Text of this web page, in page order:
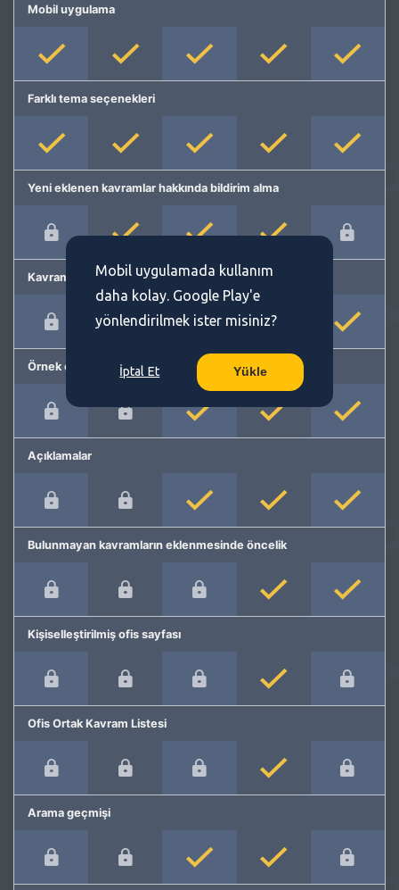
Mobil uygulama
Farklı tema seçenekleri
Yeni eklenen kavramlar hakkında bildirim alma
Kavram önerme
Örnek cümleler
Açıklamalar
Bulunmayan kavramların eklenmesinde öncelik
Kişiselleştirilmiş ofis sayfası
Ofis Ortak Kavram Listesi
Arama geçmişi
Mobil uygulamada kullanım
daha kolay. Google Play'e
yönlendirilmek ister misiniz?
İptal Et Yükle